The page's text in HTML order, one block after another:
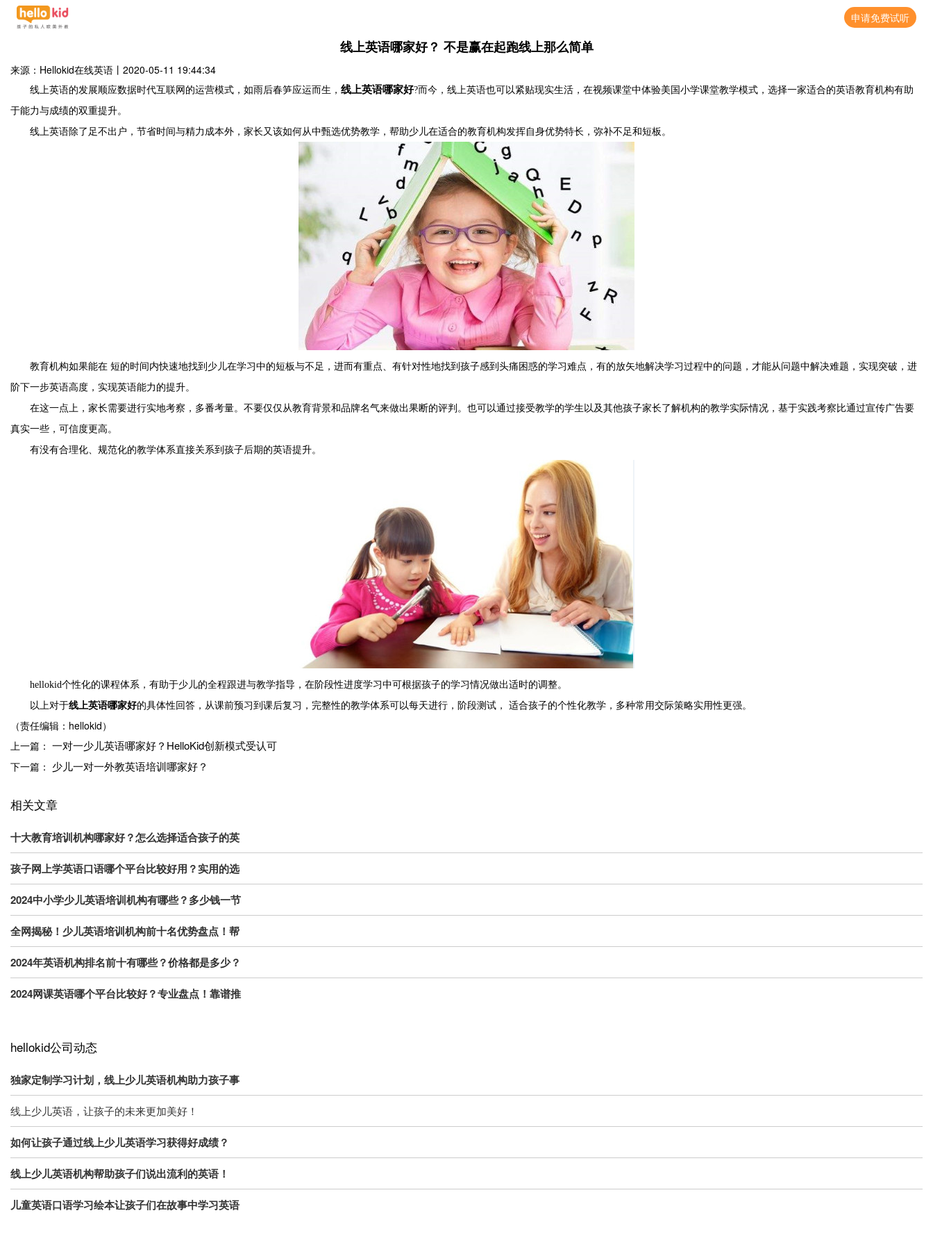
申请免费试听
线上英语哪家好？ 不是赢在起跑线上那么简单
来源：Hellokid在线英语 丨 2020-05-11 19:44:34
线上英语的发展顺应数据时代互联网的运营模式，如雨后春笋应运而生， 线上英语哪家好?而今，线上英语也可以紧贴现实生活，在视频课堂中体验美国小学课堂教学模式，选择一家适合的英语教育机构有助
于能力与成绩的双重提升。
线上英语除了足不出户，节省时间与精力成本外，家长又该如何从中甄选优势教学，帮助少儿在适合的教育机构发挥自身优势特长，弥补不足和短板。
教育机构如果能在 短的时间内快速地找到少儿在学习中的短板与不足，进而有重点、有针对性地找到孩子感到头痛困惑的学习难点，有的放矢地解决学习过程中的问题，才能从问题中解决难题，实现突破，进
阶下一步英语高度，实现英语能力的提升。
在这一点上，家长需要进行实地考察，多番考量。不要仅仅从教育背景和品牌名气来做出果断的评判。也可以通过接受教学的学生以及其他孩子家长了解机构的教学实际情况，基于实践考察比通过宣传广告要
真实一些，可信度更高。
有没有合理化、规范化的教学体系直接关系到孩子后期的英语提升。
hellokid个性化的课程体系，有助于少儿的全程跟进与教学指导，在阶段性进度学习中可根据孩子的学习情况做出适时的调整。
以上对于线上英语哪家好的具体性回答，从课前预习到课后复习，完整性的教学体系可以每天进行，阶段测试， 适合孩子的个性化教学，多种常用交际策略实用性更强。
（责任编辑：hellokid）
上一篇： 一对一少儿英语哪家好？HelloKid创新模式受认可
下一篇： 少儿一对一外教英语培训哪家好？
相关文章
十大教育培训机构哪家好？怎么选择适合孩子的英
孩子网上学英语口语哪个平台比较好用？实用的选
2024中小学少儿英语培训机构有哪些？多少钱一节
全网揭秘！少儿英语培训机构前十名优势盘点！帮
2024年英语机构排名前十有哪些？价格都是多少？
2024网课英语哪个平台比较好？专业盘点！靠谱推
hellokid公司动态
独家定制学习计划，线上少儿英语机构助力孩子事
线上少儿英语，让孩子的未来更加美好！
如何让孩子通过线上少儿英语学习获得好成绩？
线上少儿英语机构帮助孩子们说出流利的英语！
儿童英语口语学习绘本让孩子们在故事中学习英语